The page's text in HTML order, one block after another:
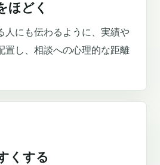
ほどく
人にも伝わるように、実績や
置し、相談への心理的な距離
くする